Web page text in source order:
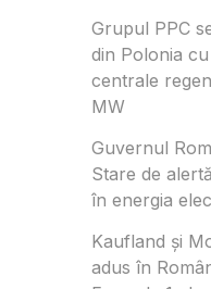
Grupul PPC
din Polonia
centrale
MW
Guvernul
Stare de
în energia
Kaufland și
adus în